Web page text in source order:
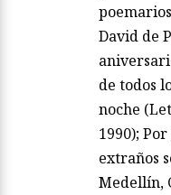
David de
de todos
noche
1990);
extraños
Medellín,